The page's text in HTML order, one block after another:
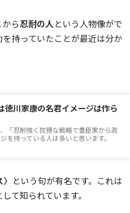
ら忍耐の人という人物像がで
持っていたことが最近は分か
川家康の名君イメージは作ら
「忍耐強く狡猾な戦略で豊臣家から政
を持っている人は多いと思います。
という句が有名です。これは
て知られています。